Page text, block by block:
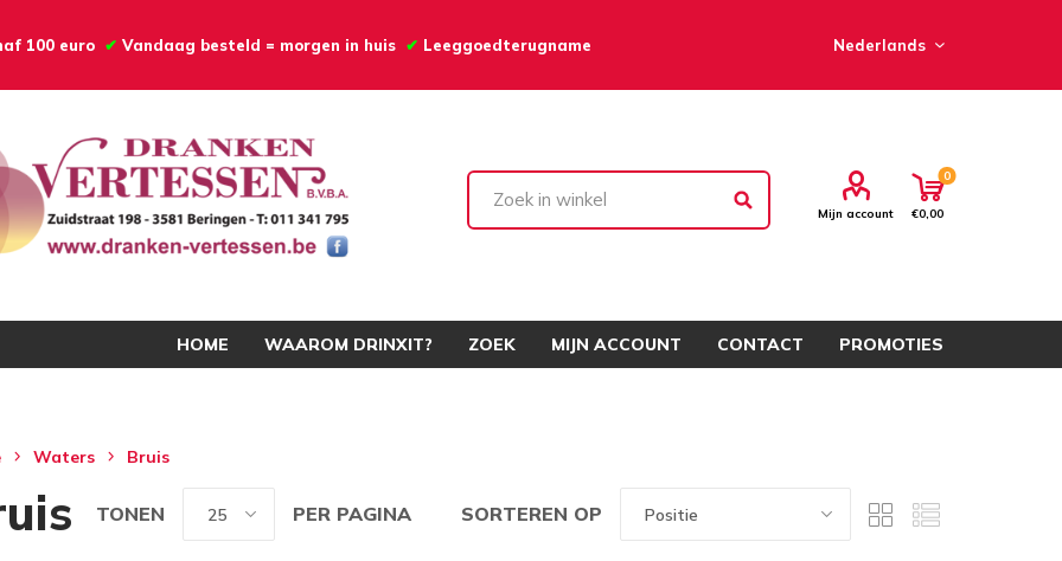
100 euro ✔ Vandaag besteld = morgen in huis ✔ Leeggoedterugname
Mijn account
0
€0,00
HOME WAAROM DRINXIT? ZOEK MIJN ACCOUNT CONTACT PROMOTIES
Waters Bruis
SORTEREN OP
TONEN PER PAGINA